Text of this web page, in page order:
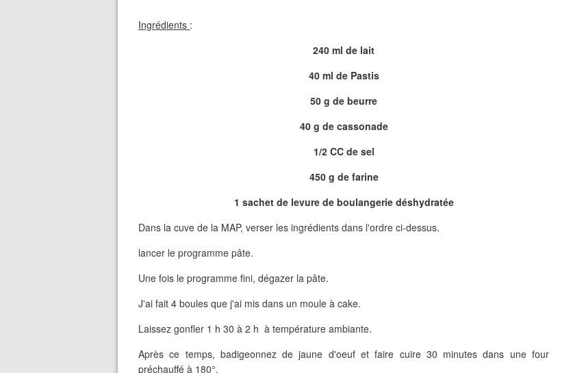
Ingrédients :
240 ml de lait
40 ml de Pastis
50 g de beurre
40 g de cassonade
1/2 CC de sel
450 g de farine
1 sachet de levure de boulangerie déshydratée
Dans la cuve de la MAP, verser les ingrédients dans l'ordre ci-dessus.
lancer le programme pâte.
Une fois le programme fini, dégazer la pâte.
J'ai fait 4 boules que j'ai mis dans un moule à cake.
Laissez gonfler 1 h 30 à 2 h à température ambiante.
Après ce temps, badigeonnez de jaune d'oeuf et faire cuire 30 minutes dans une four
préchauffé à 180°.